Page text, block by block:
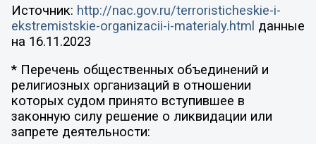
Источник: http://nac.gov.ru/terroristicheskie-i-
ekstremistskie-organizacii-i-materialy.html данные
на 16.11.2023
* Перечень общественных объединений и
религиозных организаций в отношении
которых судом принято вступившее в
законную силу решение о ликвидации или
запрете деятельности: